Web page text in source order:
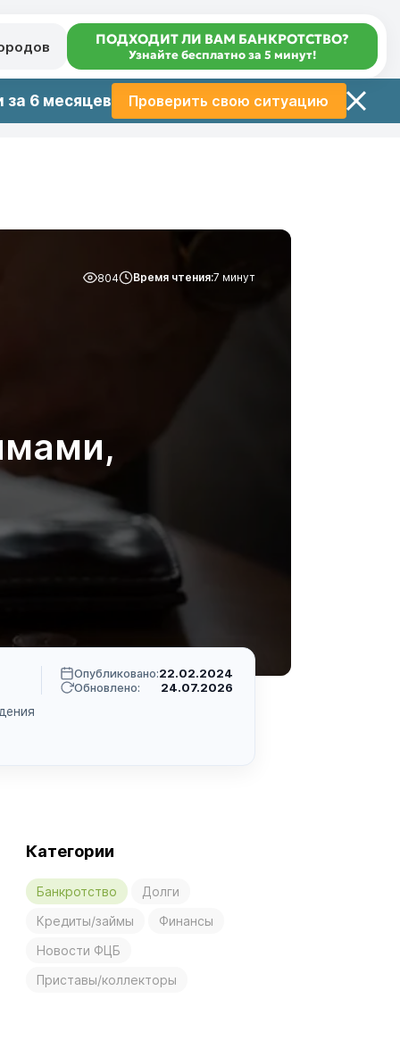
ПОДХОДИТ ЛИ ВАМ БАНКРОТСТВО?
Узнайте бесплатно за 5 минут!
за 6 месяцев Проверить свою ситуацию
804 Время чтения:7 минут
Опубликовано:22.02.2024
Обновлено:
24.07.2026
Категории
Банкротство
Долги
Кредиты/займы
Финансы
Новости ФЦБ
Приставы/коллекторы